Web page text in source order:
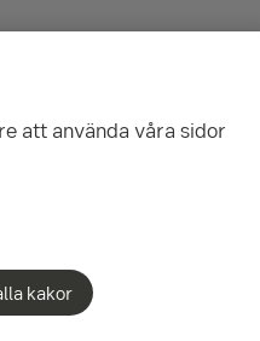
för att
att använda våra sidor
kakor